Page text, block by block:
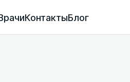
КонтактыБлог